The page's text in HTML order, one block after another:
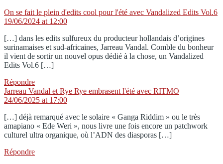
On se fait le plein d'edits cool pour l'été avec Vandalized Edits Vol​.​6
19/06/2024 at 12:00
[…] dans les edits sulfureux du producteur hollandais d’origines
surinamaises et sud-africaines, Jarreau Vandal. Comble du bonheur
il vient de sortir un nouvel opus dédié à la chose, un Vandalized
Edits Vol.6 […]
Répondre
Jarreau Vandal et Rye Rye embrasent l'été avec RITMO
24/06/2025 at 17:00
[…] déjà remarqué avec le solaire « Ganga Riddim » ou le très
amapiano « Ede Weri », nous livre une fois encore un patchwork
culturel ultra organique, où l’ADN des diasporas […]
Répondre